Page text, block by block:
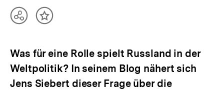
TeilenInhalt
Was für eine Rolle spielt Russland in der
Weltpolitik? In seinem Blog nähert sich
Jens Siebert dieser Frage über die